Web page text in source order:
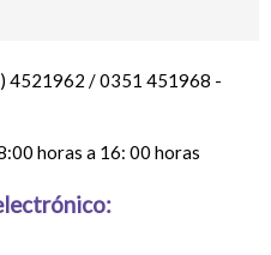
4521962 / 0351 451968 -
horas a 16: 00 horas